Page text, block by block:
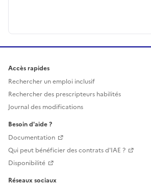
Accès rapides
Rechercher un emploi inclusif
Rechercher des prescripteurs habilités
Journal des modifications
Besoin d'aide ?
Documentation
Qui peut bénéficier des contrats d'IAE ?
Disponibilité
Réseaux sociaux